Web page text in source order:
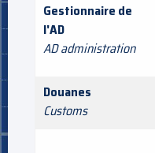
Gestionnaire de
l'AD
AD administration
Douanes
Customs